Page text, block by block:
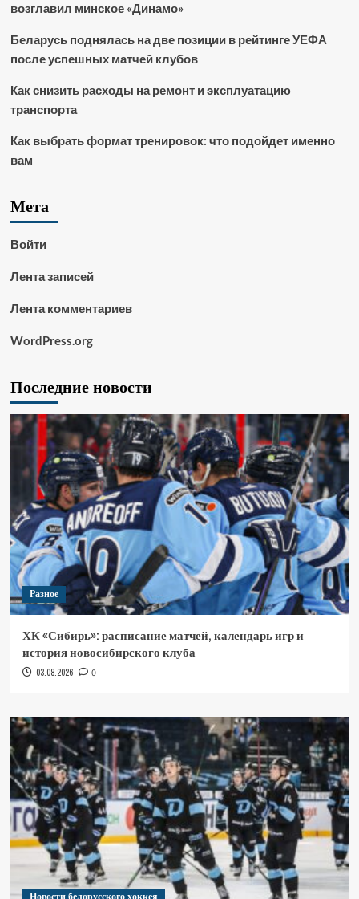
возглавил минское «Динамо»
Беларусь поднялась на две позиции в рейтинге УЕФА
после успешных матчей клубов
Как снизить расходы на ремонт и эксплуатацию
транспорта
Как выбрать формат тренировок: что подойдет именно
вам
Мета
Войти
Лента записей
Лента комментариев
WordPress.org
Последние новости
Разное
ХК «Сибирь»: расписание матчей, календарь игр и
история новосибирского клуба
03.08.2026 0